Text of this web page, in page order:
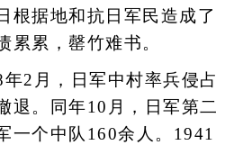
根据地和抗日军民造成了
累累，罄竹难书。
月，日军中村率兵侵占
退。同年10月，日军第二
一个中队160余人。1941